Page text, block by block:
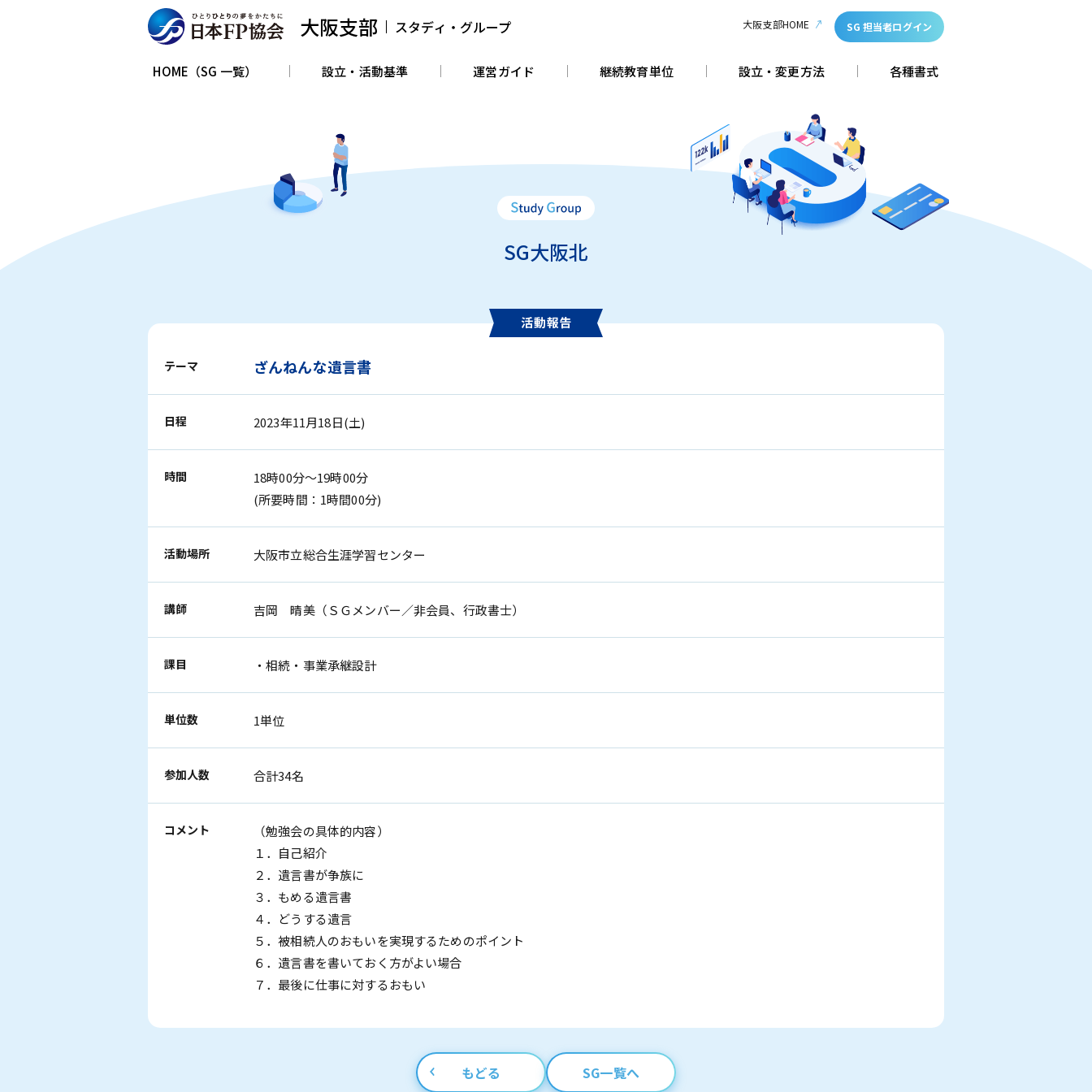
大阪支部 スタディ・グループ 大阪支部HOME SG 担当者ログイン
HOME（SG 一覧） 設立・活動基準 運営ガイド 継続教育単位 設立・変更方法 各種書式
SG大阪北
テーマ ざんねんな遺言書
日程 2023年11月18日(土)
時間
18時00分～19時00分
(所要時間：1時間00分)
活動場所 大阪市立総合生涯学習センター
講師 吉岡 晴美（ＳＧメンバー／非会員、行政書士）
課目 ・相続・事業承継設計
単位数 1単位
参加人数 合計34名
コメント
（勉強会の具体的内容）
１．自己紹介
２．遺言書が争族に
３．もめる遺言書
４．どうする遺言
５．被相続人のおもいを実現するためのポイント
６．遺言書を書いておく方がよい場合
７．最後に仕事に対するおもい
もどる SG一覧へ